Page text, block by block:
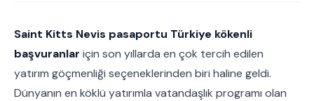
Saint Kitts Nevis pasaportu Türkiye kökenli
başvuranlar için son yıllarda en çok tercih edilen
yatırım göçmenliği seçeneklerinden biri haline geldi.
Dünyanın en köklü yatırımla vatandaşlık programı olan